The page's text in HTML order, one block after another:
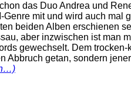
das Duo Andrea und
mit und wird auch mal
beiden Alben erschienen
aber inzwischen ist man
gewechselt. Dem
Abbruch getan, sondern